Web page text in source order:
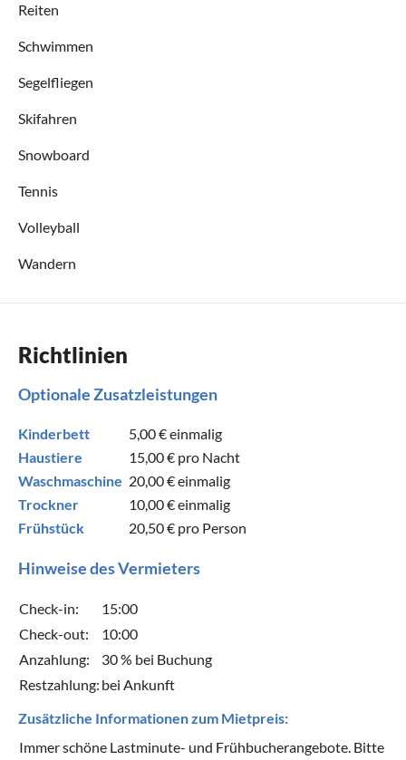
Reiten
Schwimmen
Segelfliegen
Skifahren
Snowboard
Tennis
Volleyball
Wandern
Richtlinien
Optionale Zusatzleistungen
Kinderbett 5,00 €einmalig
Haustiere
15,00 € pro Nacht
Waschmaschine 20,00 €einmalig
Trockner
10,00 €einmalig
Frühstück
20,50 € pro Person
Hinweise des Vermieters
Check-in:
15:00
Check-out:
10:00
Anzahlung:
30 % bei Buchung
Restzahlung: bei Ankunft
Zusätzliche Informationen zum Mietpreis:
Immer schöne Lastminute- und Frühbucherangebote. Bitte